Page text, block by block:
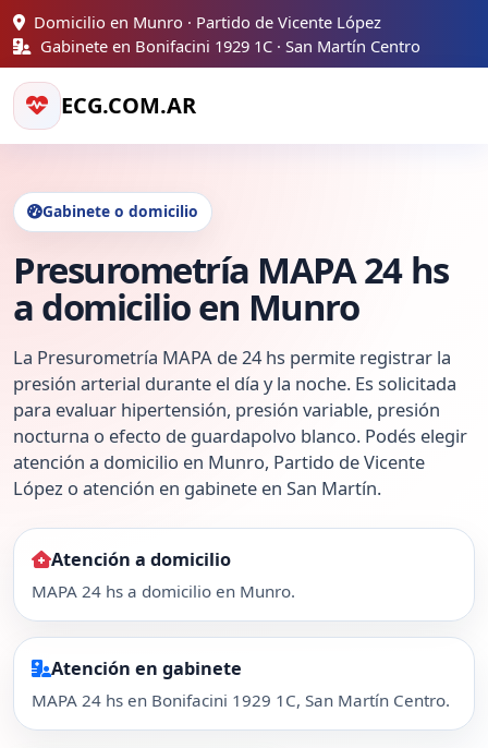
Domicilio en Munro · Partido de Vicente López
Gabinete en Bonifacini 1929 1C · San Martín Centro
ECG.COM.AR
Gabinete o domicilio
Presurometría MAPA 24 hs
a domicilio en Munro
La Presurometría MAPA de 24 hs permite registrar la
presión arterial durante el día y la noche. Es solicitada
para evaluar hipertensión, presión variable, presión
nocturna o efecto de guardapolvo blanco. Podés elegir
atención a domicilio en Munro, Partido de Vicente
López o atención en gabinete en San Martín.
Atención a domicilio
MAPA 24 hs a domicilio en Munro.
Atención en gabinete
MAPA 24 hs en Bonifacini 1929 1C, San Martín Centro.